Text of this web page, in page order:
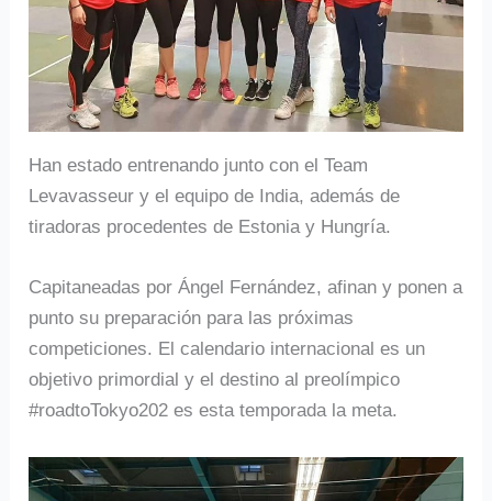
Han estado entrenando junto con el Team
Levavasseur y el equipo de India, además de
tiradoras procedentes de Estonia y Hungría.
Capitaneadas por Ángel Fernández, afinan y ponen a
punto su preparación para las próximas
competiciones. El calendario internacional es un
objetivo primordial y el destino al preolímpico
#roadtoTokyo202 es esta temporada la meta.